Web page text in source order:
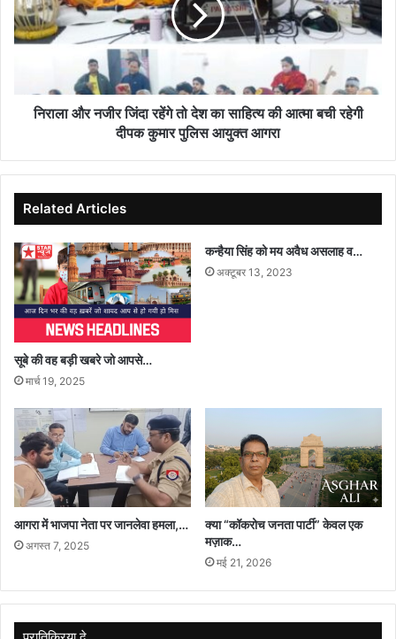
रसोई
पर
रहेंगे
तो
साहित्य
कुमार
पुलिस
आयुक्त
आगरा
निराला और नजीर जिंदा रहेंगे तो देश का साहित्य की आत्मा बची रहेगी
दीपक कुमार पुलिस आयुक्त आगरा
Related Articles
सूबे की वह बड़ी खबरे जो आपसे…
मार्च 19, 2025
कन्हैया सिंह को मय अवैध असलाह व…
अक्टूबर 13, 2023
आगरा में भाजपा नेता पर जानलेवा हमला,…
अगस्त 7, 2025
क्या “कॉकरोच जनता पार्टी” केवल एक
मज़ाक…
मई 21, 2026